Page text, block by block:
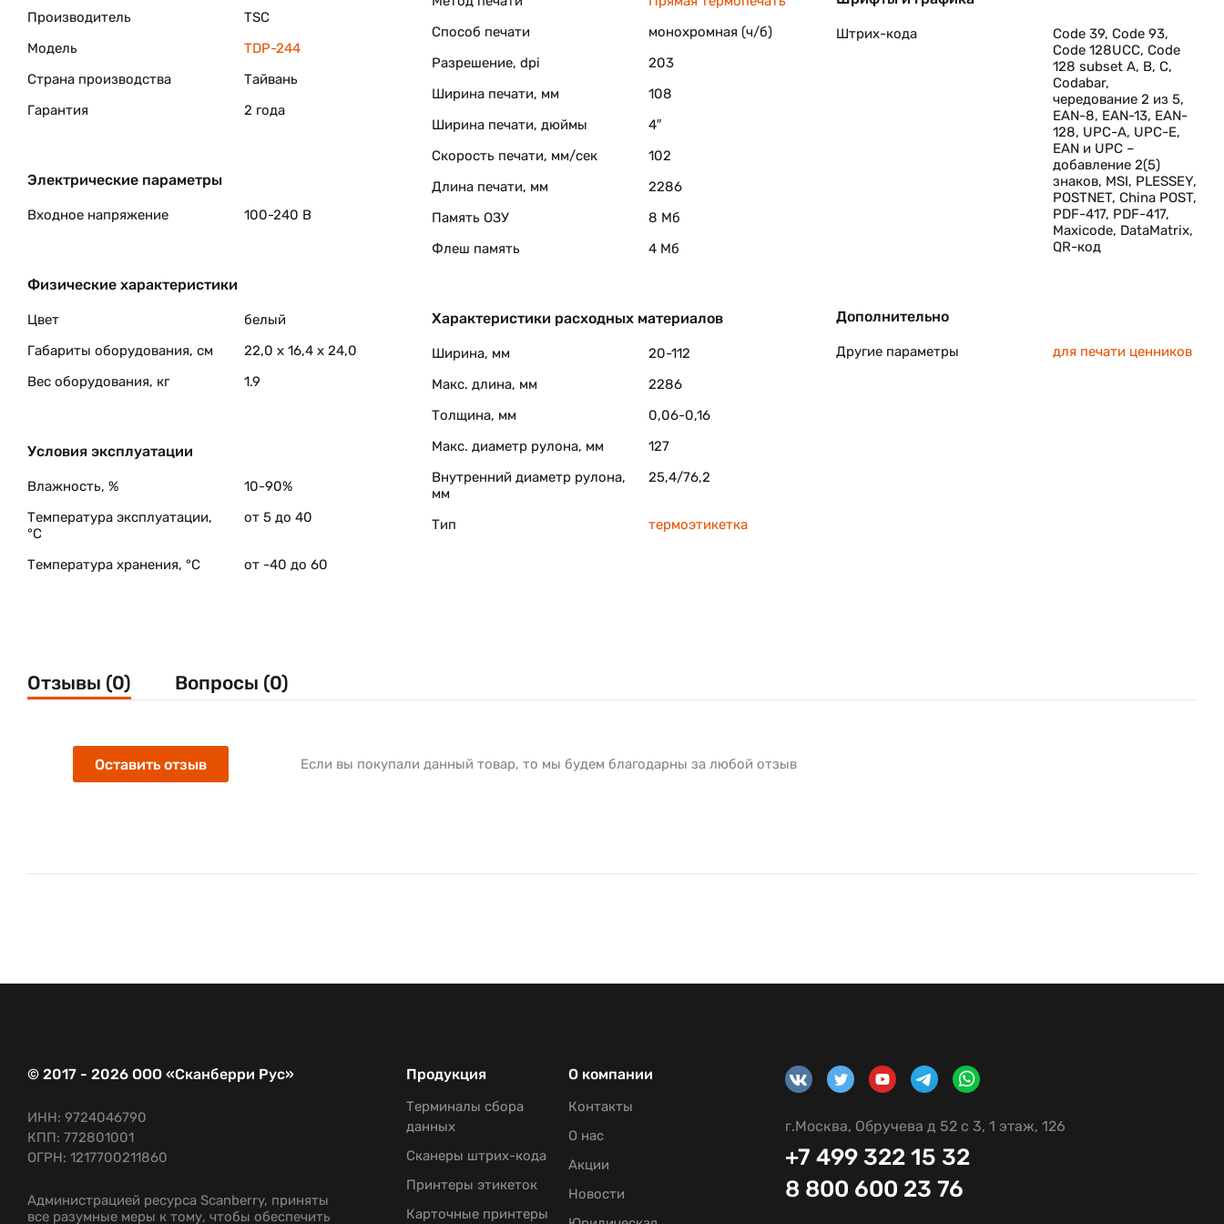
комплектации устанавливать рулоны красящей ленты длиной в 300 метров, что сокращает периодичность
смены этого расходного материала, снижая стоимость и повышая производительность.
Для удобства принтер этикеток tsc 244 поставляется с программным обеспечением «BarTender TSC Edition»,
используя который создавать и печатать этикетки просто и удобно. Для работы из сторонних программ (1С и
т.п.) в комплекте сtsc 244 поставляется набор драйверов для семейства ОС Windows.
Производитель
TSC
Модель
TDP-244
Страна производства
Тайвань
Гарантия
2 года
Электрические параметры
Входное напряжение 100-240 В
Физические характеристики
Цвет
белый
Габариты оборудования, см
22,0 x 16,4 x 24,0
Вес оборудования, кг
1.9
Условия эксплуатации
Влажность, %
10-90%
Температура эксплуатации,
°C
от 5 до 40
Температура хранения, °C от -40 до 60
Способ печати
монохромная (ч/б)
Разрешение, dpi
203
Ширина печати, мм
108
Ширина печати, дюймы
4″
Скорость печати, мм/сек
102
Длина печати, мм
2286
Память ОЗУ
8 Мб
Флеш память
4 Мб
Характеристики расходных материалов
Ширина, мм
20-112
Макс. длина, мм
2286
Толщина, мм
0,06-0,16
Макс. диаметр рулона, мм
127
Внутренний диаметр рулона,
мм
25,4/76,2
Тип термоэтикетка
Штрих-кода
Code 39, Code 93,
Code 128UCC, Code
128 subset A, B, C,
Codabar,
чередование 2 из 5,
EAN-8, EAN-13, EAN-
128, UPC-A, UPC-E,
EAN и UPC –
добавление 2(5)
знаков, MSI, PLESSEY,
POSTNET, China POST,
PDF-417, PDF-417,
Maxicode, DataMatrix,
QR-код
Дополнительно
Другие параметры для печати ценников
Отзывы (0) Вопросы (0)
Оставить отзыв Если вы покупали данный товар, то мы будем благодарны за любой отзыв
© 2017 - 2026 ООО «Сканберри Рус»
ИНН: 9724046790
КПП: 772801001
ОГРН: 1217700211860
Продукция
Терминалы сбора
данных
Сканеры штрих-кода
Принтеры этикеток
Карточные принтеры
О компании
Контакты
О нас
Акции
Новости
г.Москва, Обручева д 52 с 3, 1 этаж, 126
+7 499 322 15 32
8 800 600 23 76